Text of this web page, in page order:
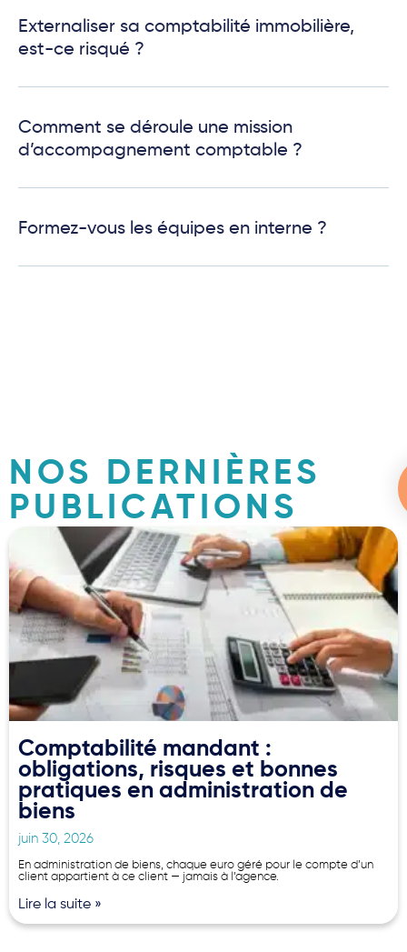
Externaliser sa comptabilité immobilière,
est-ce risqué ?
Comment se déroule une mission
d’accompagnement comptable ?
Formez-vous les équipes en interne ?
NOS DERNIÈRES
PUBLICATIONS
Comptabilité mandant :
obligations, risques et bonnes
pratiques en administration de
biens
juin 30, 2026
En administration de biens, chaque euro géré pour le compte d’un
client appartient à ce client — jamais à l’agence.
Lire la suite »